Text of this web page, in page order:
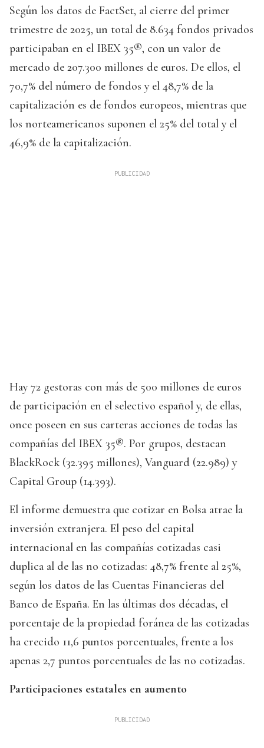
Según los datos de FactSet, al cierre del primer
trimestre de 2025, un total de 8.634 fondos privados
participaban en el IBEX 35®, con un valor de
mercado de 207.300 millones de euros. De ellos, el
70,7% del número de fondos y el 48,7% de la
capitalización es de fondos europeos, mientras que
los norteamericanos suponen el 25% del total y el
46,9% de la capitalización.
Hay 72 gestoras con más de 500 millones de euros
de participación en el selectivo español y, de ellas,
once poseen en sus carteras acciones de todas las
compañías del IBEX 35®. Por grupos, destacan
BlackRock (32.395 millones), Vanguard (22.989) y
Capital Group (14.393).
El informe demuestra que cotizar en Bolsa atrae la
inversión extranjera. El peso del capital
internacional en las compañías cotizadas casi
duplica al de las no cotizadas: 48,7% frente al 25%,
según los datos de las Cuentas Financieras del
Banco de España. En las últimas dos décadas, el
porcentaje de la propiedad foránea de las cotizadas
ha crecido 11,6 puntos porcentuales, frente a los
apenas 2,7 puntos porcentuales de las no cotizadas.
Participaciones estatales en aumento